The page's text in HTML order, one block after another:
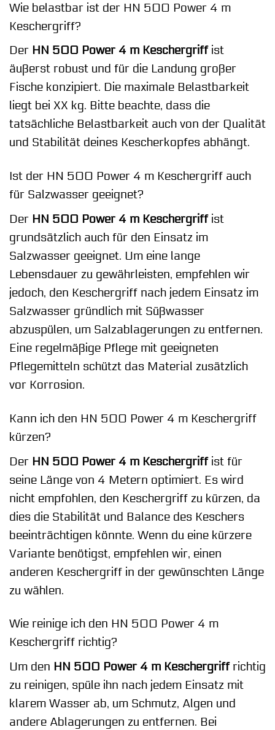
Wie belastbar ist der HN 500 Power 4 m
Keschergriff?
Der HN 500 Power 4 m Keschergriffist
äußerst robust und für die Landung großer
Fische konzipiert. Die maximale Belastbarkeit
liegt bei XX kg. Bitte beachte, dass die
tatsächliche Belastbarkeit auch von der Qualität
und Stabilität deines Kescherkopfes abhängt.
Ist der HN 500 Power 4 m Keschergriff auch
für Salzwasser geeignet?
Der HN 500 Power 4 m Keschergriffist
grundsätzlich auch für den Einsatz im
Salzwasser geeignet. Um eine lange
Lebensdauer zu gewährleisten, empfehlen wir
jedoch, den Keschergriff nach jedem Einsatz im
Salzwasser gründlich mit Süßwasser
abzuspülen, um Salzablagerungen zu entfernen.
Eine regelmäßige Pflege mit geeigneten
Pflegemitteln schützt das Material zusätzlich
vor Korrosion.
Kann ich den HN 500 Power 4 m Keschergriff
kürzen?
Der HN 500 Power 4 m Keschergriffist für
seine Länge von 4 Metern optimiert. Es wird
nicht empfohlen, den Keschergriff zu kürzen, da
dies die Stabilität und Balance des Keschers
beeinträchtigen könnte. Wenn du eine kürzere
Variante benötigst, empfehlen wir, einen
anderen Keschergriff in der gewünschten Länge
zu wählen.
Wie reinige ich den HN 500 Power 4 m
Keschergriff richtig?
Um den HN 500 Power 4 m Keschergriffrichtig
zu reinigen, spüle ihn nach jedem Einsatz mit
klarem Wasser ab, um Schmutz, Algen und
andere Ablagerungen zu entfernen. Bei